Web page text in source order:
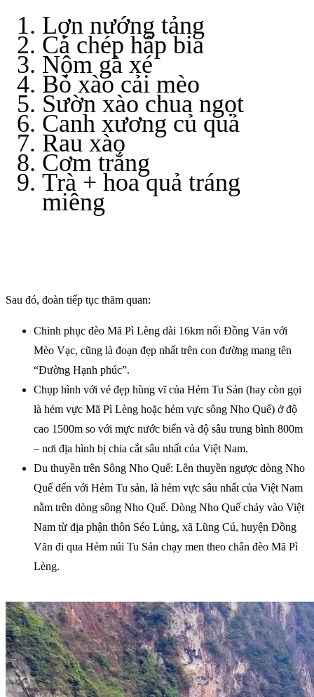
Lợn nướng tảng
Cá chép hấp bia
Nộm gà xé
Bò xào cải mèo
Sườn xào chua ngọt
Canh xương củ quả
Rau xào
Cơm trắng
Trà + hoa quả tráng
miêng
Sau đó, đoàn tiếp tục thăm quan:
Chinh phục đèo Mã Pì Lèng dài 16km nối Đồng Văn với
Mèo Vạc, cũng là đoạn đẹp nhất trên con đường mang tên
“Đường Hạnh phúc”.
Chụp hình với vẻ đẹp hùng vĩ của Hẻm Tu Sản (hay còn gọi
là hẻm vực Mã Pì Lèng hoặc hẻm vực sông Nho Quế) ở độ
cao 1500m so với mực nước biển và độ sâu trung bình 800m
– nơi địa hình bị chia cắt sâu nhất của Việt Nam.
Du thuyền trên Sông Nho Quế: Lên thuyền ngược dòng Nho
Quế đến với Hẻm Tu sản, là hẻm vực sâu nhất của Việt Nam
nằm trên dòng sông Nho Quế. Dòng Nho Quế chảy vào Việt
Nam từ địa phận thôn Séo Lủng, xã Lũng Cú, huyện Đồng
Văn đi qua Hẻm núi Tu Sản chạy men theo chân đèo Mã Pì
Lèng.